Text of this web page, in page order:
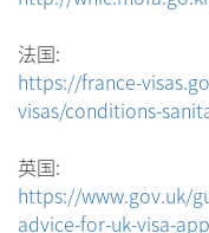
法国:
https://france-
visas/conditions-
英国:
https://www.gov.uk/
advice-for-uk-visa-